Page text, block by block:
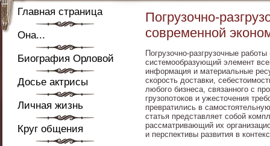
Главная страница
Она...
Биография Орловой
Досье актрисы
Личная жизнь
Круг общения
Погрузочно-
современной
Погрузочно-разгрузочные
системообразующий элемент
информация и материальные
скорость доставки,
любого бизнеса, связанного с
грузопотоков и ужесточения
превратились в
статья представляет собой
рассматривающий их
и перспективы развития в